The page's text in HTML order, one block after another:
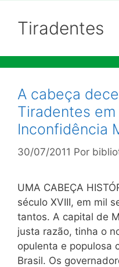
Tiradentes
A cabeça
Tiradentes em
Inconfidência
30/07/2011 Por
UMA CABEÇA
século XVIII, em mil
tantos. A capital de
justa razão, tinha o
opulenta e populosa
Brasil. Os